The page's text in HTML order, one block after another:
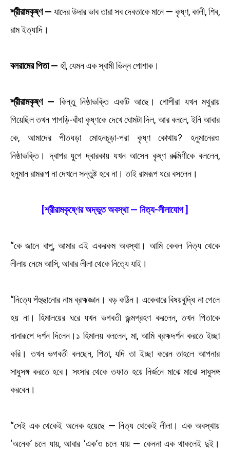
শ্রীরামকৃষ্ণ — যাদের উদার ভাব তারা সব দেবতাকে মানে — কৃষ্ণ, কালী, শিব,
রাম ইত্যাদি।
বলরামের পিতা — হাঁ, যেমন এক স্বামী ভিন্ন পোশাক।
শ্রীরামকৃষ্ণ — কিন্তু নিষ্ঠাভক্তি একটি আছে। গোপীরা যখন মথুরায়
গিয়েছিল তখন পাগড়ি-বাঁধা কৃষ্ণকে দেখে ঘোমটা দিল, আর বললে, ইনি আবার
কে, আমাদের পীতধড়া মোহনচূড়া-পরা কৃষ্ণ কোথায়? হনুমানেরও
নিষ্ঠাভক্তি। দ্বাপর যুগে দ্বারকায় যখন আসেন কৃষ্ণ রুক্মিণীকে বললেন,
হনুমান রামরূপ না দেখলে সন্তুষ্ট হবে না। তাই রামরূপ ধরে বসলেন।
[শ্রীরামকৃষ্ণের অদ্ভুত অবস্থা — নিত্য-লীলাযোগ ]
“কে জানে বাপু, আমার এই একরকম অবস্থা। আমি কেবল নিত্য থেকে
লীলায় নেমে আসি, আবার লীলা থেকে নিত্যে যাই।
“নিত্যে পঁহুছানোর নাম ব্রহ্মজ্ঞান। বড় কঠিন। একেবারে বিষয়বুদ্ধি না গেলে
হয় না। হিমালয়ের ঘরে যখন ভগবতী জন্মগ্রহণ করলেন, তখন পিতাকে
নানারূপে দর্শন দিলেন।১ হিমালয় বললেন, মা, আমি ব্রহ্মদর্শন করতে ইচ্ছা
করি। তখন ভগবতী বলছেন, পিতা, যদি তা ইচ্ছা করেন তাহলে আপনার
সাধুসঙ্গ করতে হবে। সংসার থেকে তফাত হয়ে নির্জনে মাঝে মাঝে সাধুসঙ্গ
করবেন।
“সেই এক থেকেই অনেক হয়েছে — নিত্য থেকেই লীলা। এক অবস্থায়
‘অনেক’ চলে যায়, আবার ‘এক’ও চলে যায় — কেননা এক থাকলেই দুই।